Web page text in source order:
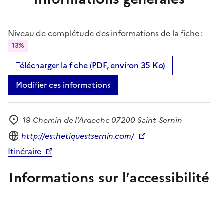
Niveau de complétude des informations de la fiche :
13%
Télécharger la fiche (PDF, environ 35 Ko)
Modifier ces informations
Adresse
19 Chemin de l’Ardeche 07200 Saint-Sernin
Site internet
http://esthetiquestsernin.com/
Itinéraire
Informations sur l’accessibilité